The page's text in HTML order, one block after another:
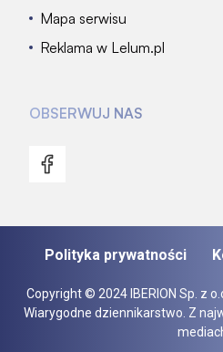
Mapa serwisu
Reklama w Lelum.pl
OBSERWUJ NAS
Copyright © 2024 IBERION Sp. z
Wiarygodne dziennikarstwo. Z
Polityka prywatności